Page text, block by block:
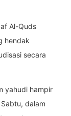
Al-Quds
hendak
secara
yahudi hampir
dalam